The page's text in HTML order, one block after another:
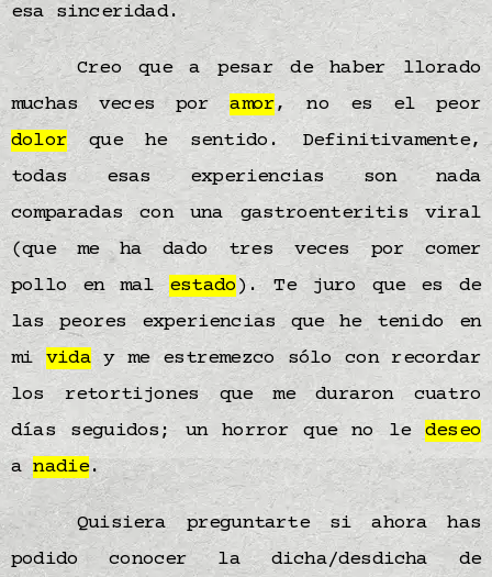
esa sinceridad.
Creo que a pesar de haber llorado
muchas veces poramor, no es el peor
dolor que he sentido. Definitivamente,
todas esas experiencias son nada
comparadas con una gastroenteritis viral
(que me ha dado tres veces por comer
pollo en mal estado ). Te juro que es de
las peores experiencias que he tenido en
mi viday me estremezco sólo con recordar
los retortijones que me duraron cuatro
días seguidos; un horror que no le deseo
anadie.
Quisiera preguntarte si ahora has
podido conocer la dicha/desdicha de